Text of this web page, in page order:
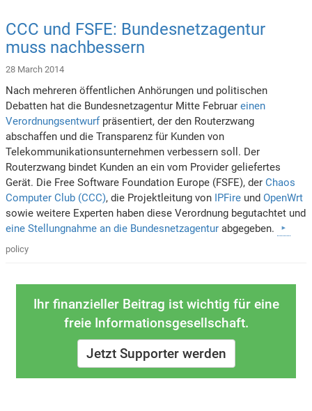
CCC und FSFE: Bundesnetzagentur
muss nachbessern
28 March 2014
Nach mehreren öffentlichen Anhörungen und politischen
Debatten hat die Bundesnetzagentur Mitte Februareinen
Verordnungsentwurfpräsentiert, der den Routerzwang
abschaffen und die Transparenz für Kunden von
Telekommunikationsunternehmen verbessern soll. Der
Routerzwang bindet Kunden an ein vom Provider geliefertes
Gerät. Die Free Software Foundation Europe (FSFE), derChaos
Computer Club (CCC), die Projektleitung von IPFire undOpenWrt
sowie weitere Experten haben diese Verordnung begutachtet und
eine Stellungnahme an die Bundesnetzagentur abgegeben.
policy
Ihr finanzieller Beitrag ist wichtig für eine
freie Informationsgesellschaft.
Jetzt Supporter werden